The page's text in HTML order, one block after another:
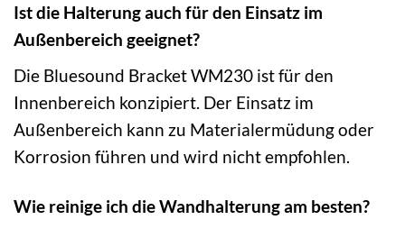
Ist die Halterung auch für den Einsatz im
Außenbereich geeignet?
Die Bluesound Bracket WM230 ist für den
Innenbereich konzipiert. Der Einsatz im
Außenbereich kann zu Materialermüdung oder
Korrosion führen und wird nicht empfohlen.
Wie reinige ich die Wandhalterung am besten?